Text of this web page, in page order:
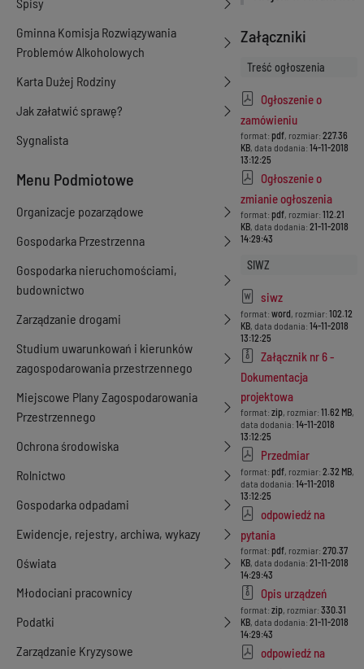
Gminna Komisja Rozwiązywania
Problemów Alkoholowych
Karta Dużej Rodziny
Jak załatwić sprawę?
Sygnalista
Menu Podmiotowe
Organizacje pozarządowe
Gospodarka Przestrzenna
Gospodarka nieruchomościami,
budownictwo
Zarządzanie drogami
Studium uwarunkowań i kierunków
zagospodarowania przestrzennego
Miejscowe Plany Zagospodarowania
Przestrzennego
Ochrona środowiska
Rolnictwo
Gospodarka odpadami
Ewidencje, rejestry, archiwa, wykazy
Oświata
Młodociani pracownicy
Podatki
Zarządzanie Kryzysowe
Załączniki
Treść ogłoszenia
Ogłoszenie o
zamówieniu
format: pdf, rozmiar: 227.36
KB, data dodania: 14-11-2018
13:12:25
Ogłoszenie o
zmianie ogłoszenia
format: pdf, rozmiar: 112.21
KB, data dodania: 21-11-2018
14:29:43
SIWZ
siwz
format: word, rozmiar: 102.12
KB, data dodania: 14-11-2018
13:12:25
Załącznik nr 6 -
Dokumentacja
projektowa
format: zip, rozmiar: 11.62 MB,
data dodania: 14-11-2018
13:12:25
Przedmiar
format: pdf, rozmiar: 2.32 MB,
data dodania: 14-11-2018
13:12:25
odpowiedź na
pytania
format: pdf, rozmiar: 270.37
KB, data dodania: 21-11-2018
14:29:43
Opis urządzeń
format: zip, rozmiar: 330.31
KB, data dodania: 21-11-2018
14:29:43
odpowiedź na